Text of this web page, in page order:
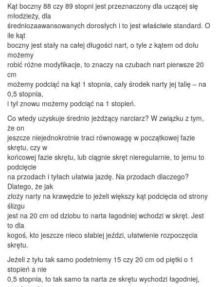
Kąt boczny 88 czy 89 stopni jest przeznaczony dla uczącej się
młodzieży, dla
średniozaawansowanych dorosłych i to jest właściwie standard. O
ile kąt
boczny jest stały na całej długości nart, o tyle z kątem od dołu
możemy
robić różne modyfikacje, to znaczy na czubach nart pierwsze 20
cm
możemy podciąć na kąt 1 stopnia, cały środek narty jej talię – na
0,5 stopnia,
i tył znowu możemy podciąć na 1 stopień.
Co wtedy uzyskuje średnio jeżdżący narciarz? W związku z tym,
że on
jeszcze niejednokrotnie traci równowagę w początkowej fazie
skrętu, czy w
końcowej fazie skrętu, lub ciągnie skręt nieregularnie, to jemu to
podcięcie
na przodach i tyłach ułatwia jazdę. Na przodach dlaczego?
Dlatego, że jak
złoży narty na krawędzie to jeżeli większy kąt podcięcia od strony
ślizgu
jest na 20 cm od dziobu to narta łagodniej wchodzi w skręt. Jest
to dla
kogoś, kto jeszcze nieco słabiej jeździ, ułatwienie rozpoczęcia
skrętu.
Jeżeli z tyłu tak samo podetniemy 15 czy 20 cm od piętki o 1
stopień a nie
0,5 stopnia, to tak samo ta narta ze skrętu wychodzi łagodniej,